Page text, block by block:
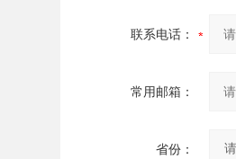
联系电话：
常用邮箱：
省份：